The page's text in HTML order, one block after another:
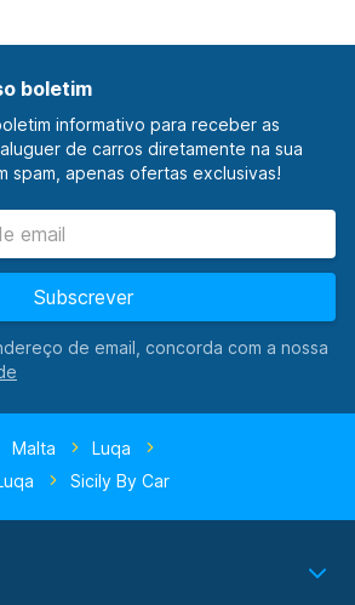
boletim
informativo para receber as
de carros diretamente na sua
spam, apenas ofertas exclusivas!
Subscrever
de email, concorda com a nossa
Malta
Luqa
Sicily By Car